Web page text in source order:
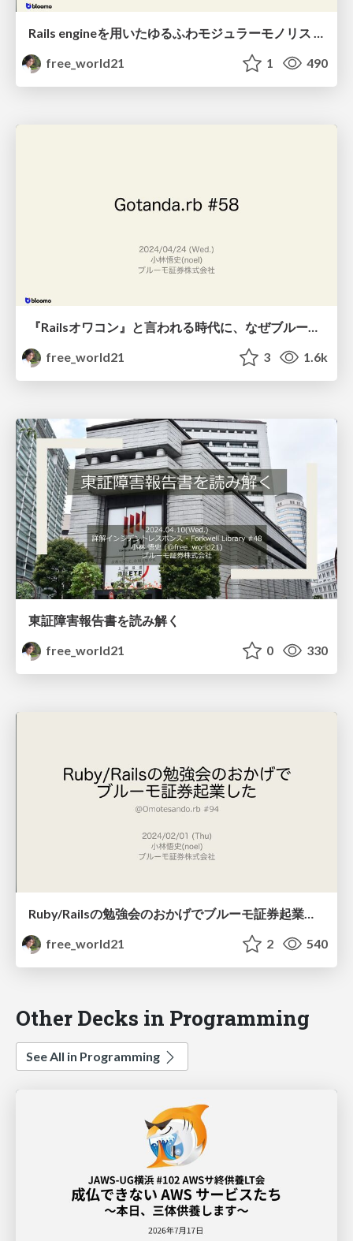
Rails engineを用いたゆるふわモジュラーモノリス のご紹介
free_world21
1 490
free_world21
3 1.6k
東証障害報告書を読み解く
free_world21
0 330
Ruby/Railsの勉強会のおかげでブルーモ証券起業した
free_world21
2 540
Other Decks in Programming
See All in Programming